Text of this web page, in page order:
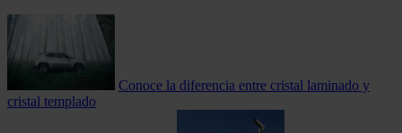
Conoce la diferencia entre cristal laminado y
cristal templado